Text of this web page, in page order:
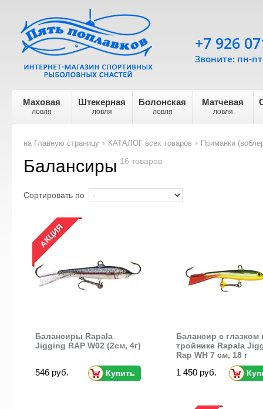
Маховая
ловля
Штекерная
ловля
Болонская
ловля
Матчевая
ловля
+7 926
Звоните: пн-
на Главную страницу
КАТАЛОГ всех товаров
Приманки
Балансиры 16 товаров
Сортировать по
АКЦИЯ
Балансиры Rapala
Jigging RAP W02 (2см, 4г)
546 руб. Купить
Балансир с глазком
тройнике Rapala
Rap WH 7 см, 18 г
1 450 руб.